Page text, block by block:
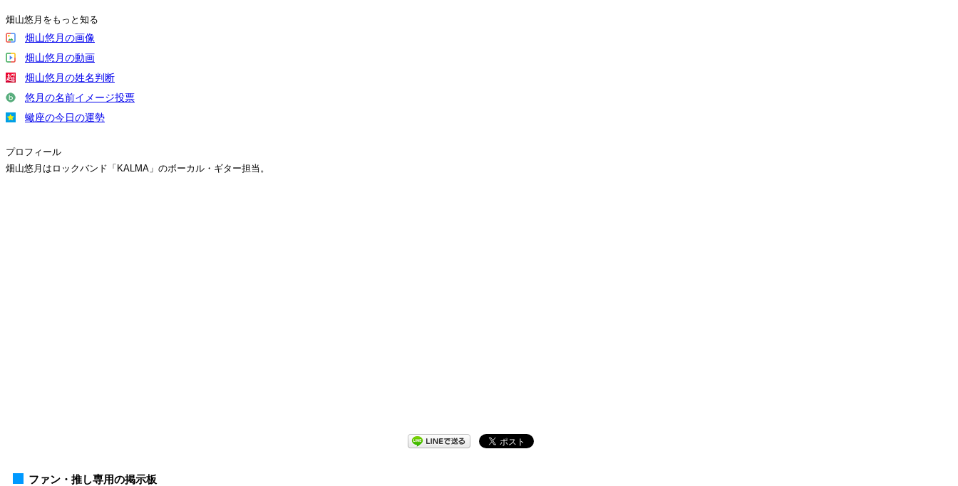
畑山悠月をもっと知る
畑山悠月の画像
畑山悠月の動画
畑山悠月の姓名判断
悠月の名前イメージ投票
蠍座の今日の運勢
プロフィール
畑山悠月はロックバンド「KALMA」のボーカル・ギター担当。
ファン・推し専用の掲示板